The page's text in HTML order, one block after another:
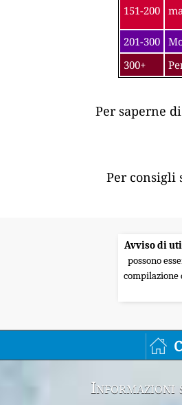
151-200
201-300
300+
Per saperne
Per consigli
Avviso di
possono
compilazione
Informazioni